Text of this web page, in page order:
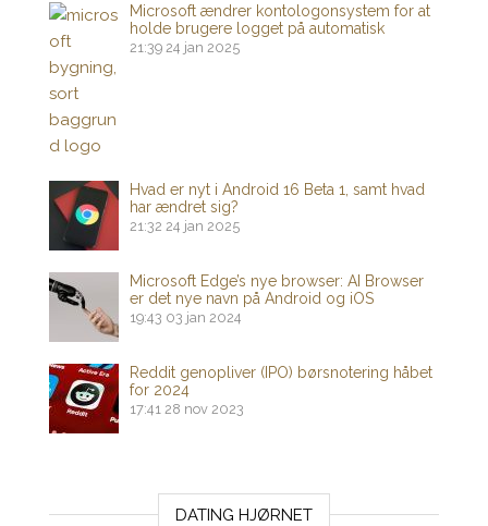
Microsoft ændrer kontologonsystem for at
holde brugere logget på automatisk
21:39 24 jan 2025
Hvad er nyt i Android 16 Beta 1, samt hvad
har ændret sig?
21:32 24 jan 2025
Microsoft Edge’s nye browser: AI Browser
er det nye navn på Android og iOS
19:43 03 jan 2024
Reddit genopliver (IPO) børsnotering håbet
for 2024
17:41 28 nov 2023
DATING HJØRNET